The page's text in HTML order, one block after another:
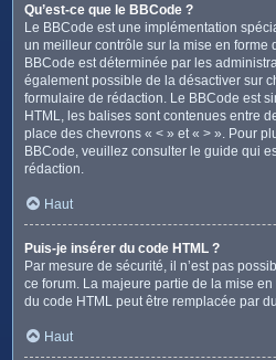
Qu’est-ce que le BBCode ?
Le BBCode est une implémentation
un meilleur contrôle sur la mise en forme
BBCode est déterminée par les
également possible de la désactiver sur
formulaire de rédaction. Le BBCode est
HTML, les balises sont contenues entre
place des chevrons « < » et « > ». Pour
BBCode, veuillez consulter le guide qui
rédaction.
Haut
Puis-je insérer du code HTML ?
Par mesure de sécurité, il n’est pas
ce forum. La majeure partie de la mise
du code HTML peut être remplacée par
Haut